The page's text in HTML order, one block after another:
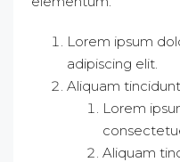
Lorem ipsum
adipiscing elit.
Aliquam
Lorem
Aliquam